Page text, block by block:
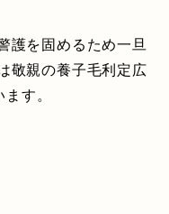
護を固めるため一旦
敬親の養子毛利定広
す。